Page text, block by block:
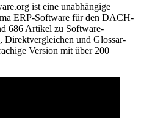
ist eine unabhängige
ERP-Software für den DACH-
686 Artikel zu Software-
Direktvergleichen und Glossar-
Version mit über 200